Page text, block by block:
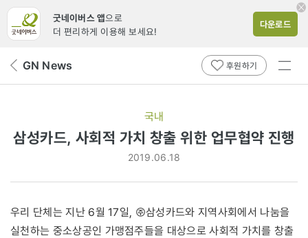
굿네이버스 앱으로
더 편리하게 이용해 보세요!
다운로드
뒤 GN News 후원하기
전체
국내
삼성카드, 사회적 가치 창출 위한 업무협약 진행
2019.06.18
우리 단체는 지난 6월 17일, ㈜삼성카드와 지역사회에서 나눔을
실천하는 중소상공인 가맹점주들을 대상으로 사회적 가치를 창출